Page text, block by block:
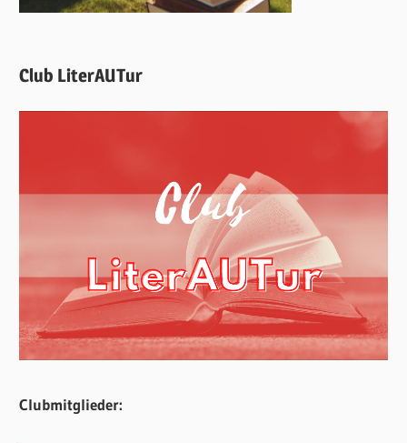
Club LiterAUTur
Clubmitglieder: